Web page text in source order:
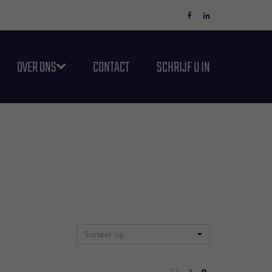
OVER ONS CONTACT SCHRIJF U IN
Sorteer op